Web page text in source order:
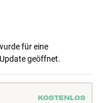
für eine
geöffnet.
KOSTENLOS